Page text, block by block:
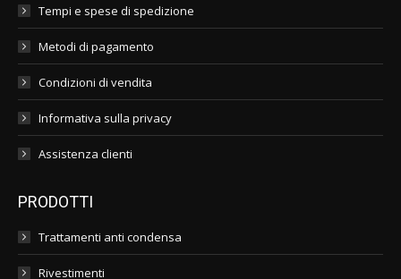
windowwindowwindow
Tempi e spese di spedizione
Metodi di pagamento
Condizioni di vendita
Informativa sulla privacy
Assistenza clienti
PRODOTTI
Trattamenti anti condensa
Rivestimenti